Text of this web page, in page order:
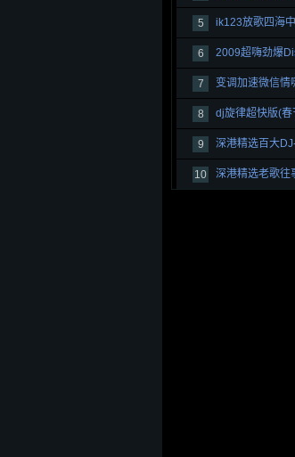
5 ik123放歌四海
6 2009超嗨劲爆
7 变调加速微信情
8 dj旋律超快版(春
9
10